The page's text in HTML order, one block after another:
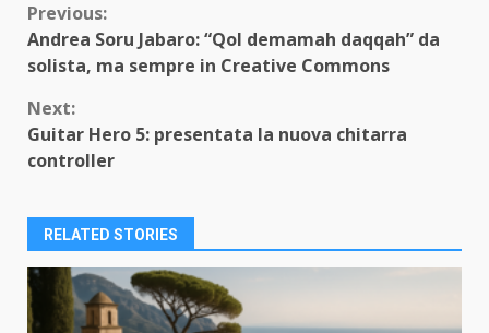
Continue
Reading
Previous:
Andrea Soru Jabaro: “Qol demamah daqqah” da
solista, ma sempre in Creative Commons
Next:
Guitar Hero 5: presentata la nuova chitarra
controller
RELATED STORIES